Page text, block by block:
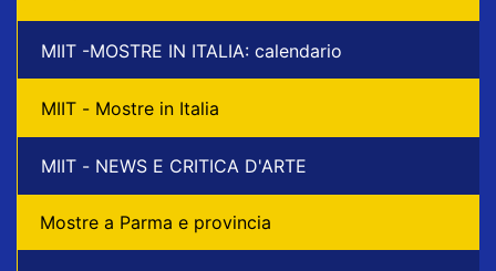
MIIT -MOSTRE IN ITALIA: calendario
MIIT - Mostre in Italia
MIIT - NEWS E CRITICA D'ARTE
Mostre a Parma e provincia